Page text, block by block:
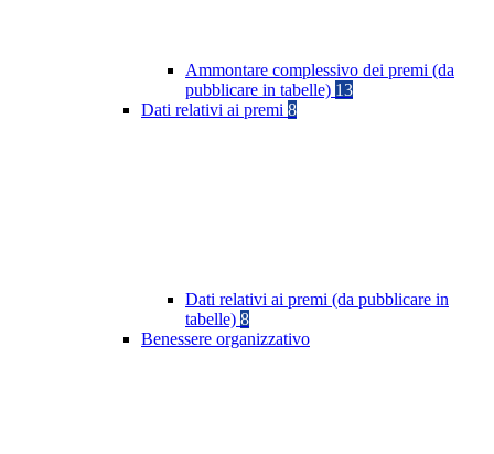
Ammontare complessivo dei premi (da
pubblicare in tabelle) 13
Dati relativi ai premi 8
Dati relativi ai premi (da pubblicare in
tabelle) 8
Benessere organizzativo